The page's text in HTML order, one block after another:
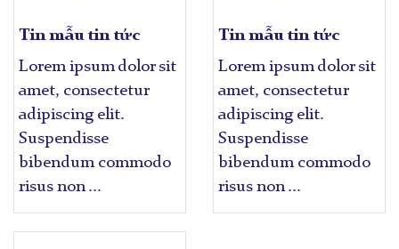
Tin mẫu tin tức
Lorem ipsum dolor sit
amet, consectetur
adipiscing elit.
Suspendisse
bibendum commodo
risus non ...
Tin mẫu tin tức
Lorem ipsum dolor sit
amet, consectetur
adipiscing elit.
Suspendisse
bibendum commodo
risus non ...